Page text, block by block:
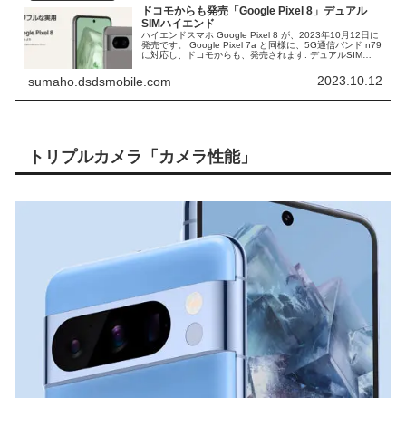
ドコモからも発売「Google Pixel 8」デュアル
SIMハイエンド
ハイエンドスマホ Google Pixel 8 が、2023年10月12日に
発売です。 Google Pixel 7a と同様に、5G通信バンド n79
に対応し、ドコモからも、発売されます. デュアルSIM
sumaho.dsdsmobile.com 2023.10.12
トリプルカメラ「カメラ性能」